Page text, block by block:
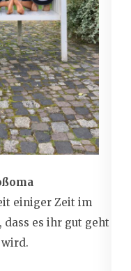
einiger Zeit im
dass es ihr gut geht